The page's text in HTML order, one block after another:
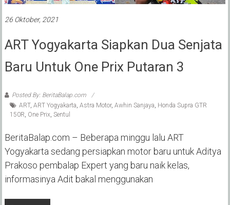
26 Oktober, 2021
ART Yogyakarta Siapkan Dua Senjata
Baru Untuk One Prix Putaran 3
Posted By: BeritaBalap.com
ART, ART Yogyakarta, Astra Motor, Awhin Sanjaya, Honda Supra GTR
150R, One Prix, Sentul
BeritaBalap.com – Beberapa minggu lalu ART
Yogyakarta sedang persiapkan motor baru untuk Aditya
Prakoso pembalap Expert yang baru naik kelas,
informasinya Adit bakal menggunakan